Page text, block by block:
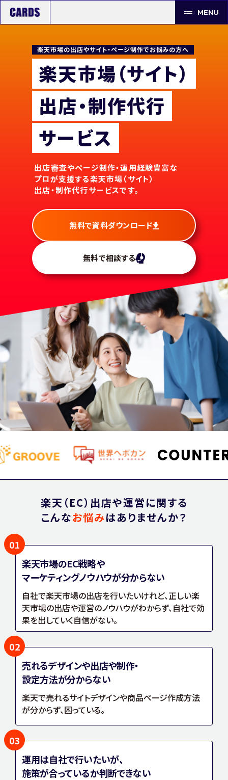
MENU
楽天市場の出店やサイト・ページ制作でお悩みの方へ
楽天市場（サイト）
出店・制作代行
サービス
出店審査やページ制作・運用経験豊富な
プロが支援する楽天市場（サイト）
出店・制作代行サービスです。
無料で資料ダウンロード
無料で相談する
楽天（EC）出店や運営に関する
こんなお悩みはありませんか？
01
楽天市場のEC戦略や
マーケティングノウハウが分からない
自社で楽天市場の出店を行いたいけれど、正しい楽
天市場の出店や運営のノウハウがわからず、自社で効
果を出していく自信がない。
02
売れるデザインや出店や制作・
設定方法が分からない
楽天で売れるサイトデザインや商品ページ作成方法
が分からず、困っている。
03
運用は自社で行いたいが、
施策が合っているか判断できない